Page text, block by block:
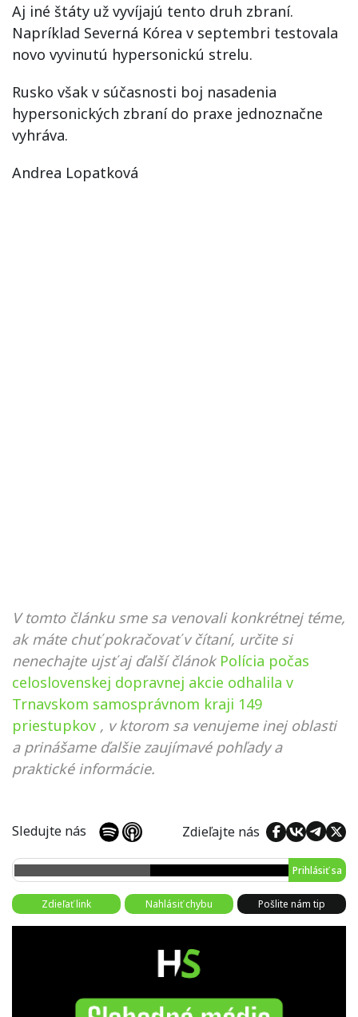
Aj iné štáty už vyvíjajú tento druh zbraní.
Napríklad Severná Kórea v septembri testovala
novo vyvinutú hypersonickú strelu.
Rusko však v súčasnosti boj nasadenia
hypersonických zbraní do praxe jednoznačne
vyhráva.
Andrea Lopatková
V tomto článku sme sa venovali konkrétnej téme,
ak máte chuť pokračovať v čítaní, určite si
nenechajte ujsť aj ďalší článok Polícia počas
celoslovenskej dopravnej akcie odhalila v
Trnavskom samosprávnom kraji 149
priestupkov , v ktorom sa venujeme inej oblasti
a prinášame ďalšie zaujímavé pohľady a
praktické informácie.
Sledujte nás Zdieľajte nás
Prihlásiť sa
Zdieľať link Nahlásiť chybu Pošlite nám tip